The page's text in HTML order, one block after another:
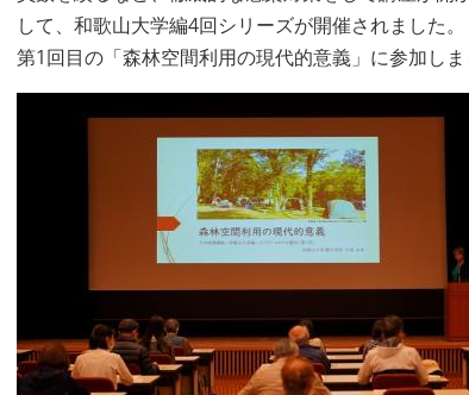
して、和歌山大学編4回シリーズが開催されました。
第1回目の「森林空間利用の現代的意義」に参加しま